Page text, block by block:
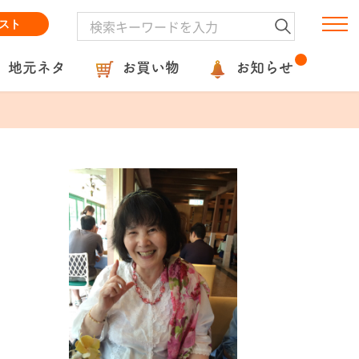
ト
地元ネタ お買い物 お知らせ